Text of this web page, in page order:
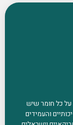
על כל חומר שיש
והעמידים